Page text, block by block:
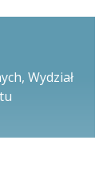
Wydział